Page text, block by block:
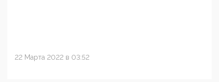
22 Марта 2022 в 03:52